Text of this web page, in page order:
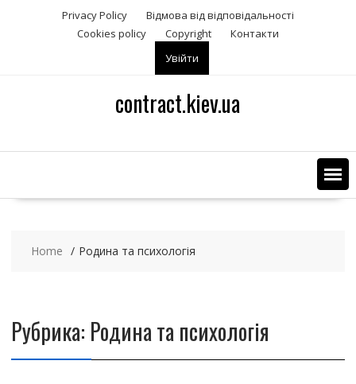
n
n
Privacy Policy
Відмова від відповідальності
Сookies policy
Copyright
Контакти
Увійти
contract.kiev.ua
Home Родина та психологія
Рубрика: Родина та психологія